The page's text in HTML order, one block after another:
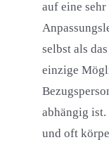
auf eine
selbst als
einzige
abhängig
und oft